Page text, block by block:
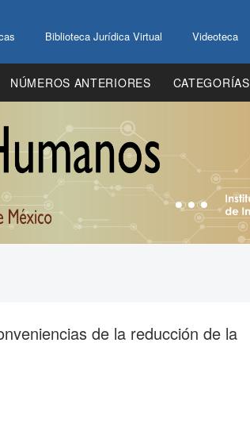
Biblioteca Jurídica Virtual Videoteca
NÚMEROS ANTERIORES CATEGORÍAS
de la reducción de la